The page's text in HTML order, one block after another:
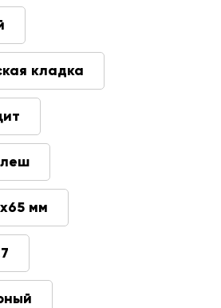
кладка
мм